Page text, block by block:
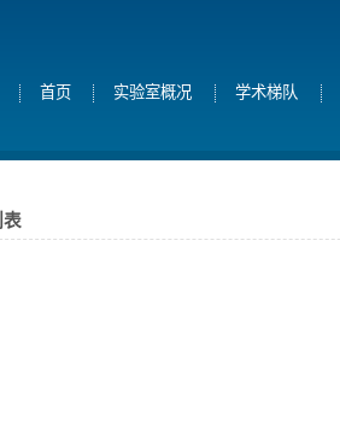
首页 实验室概况 学术梯队
表